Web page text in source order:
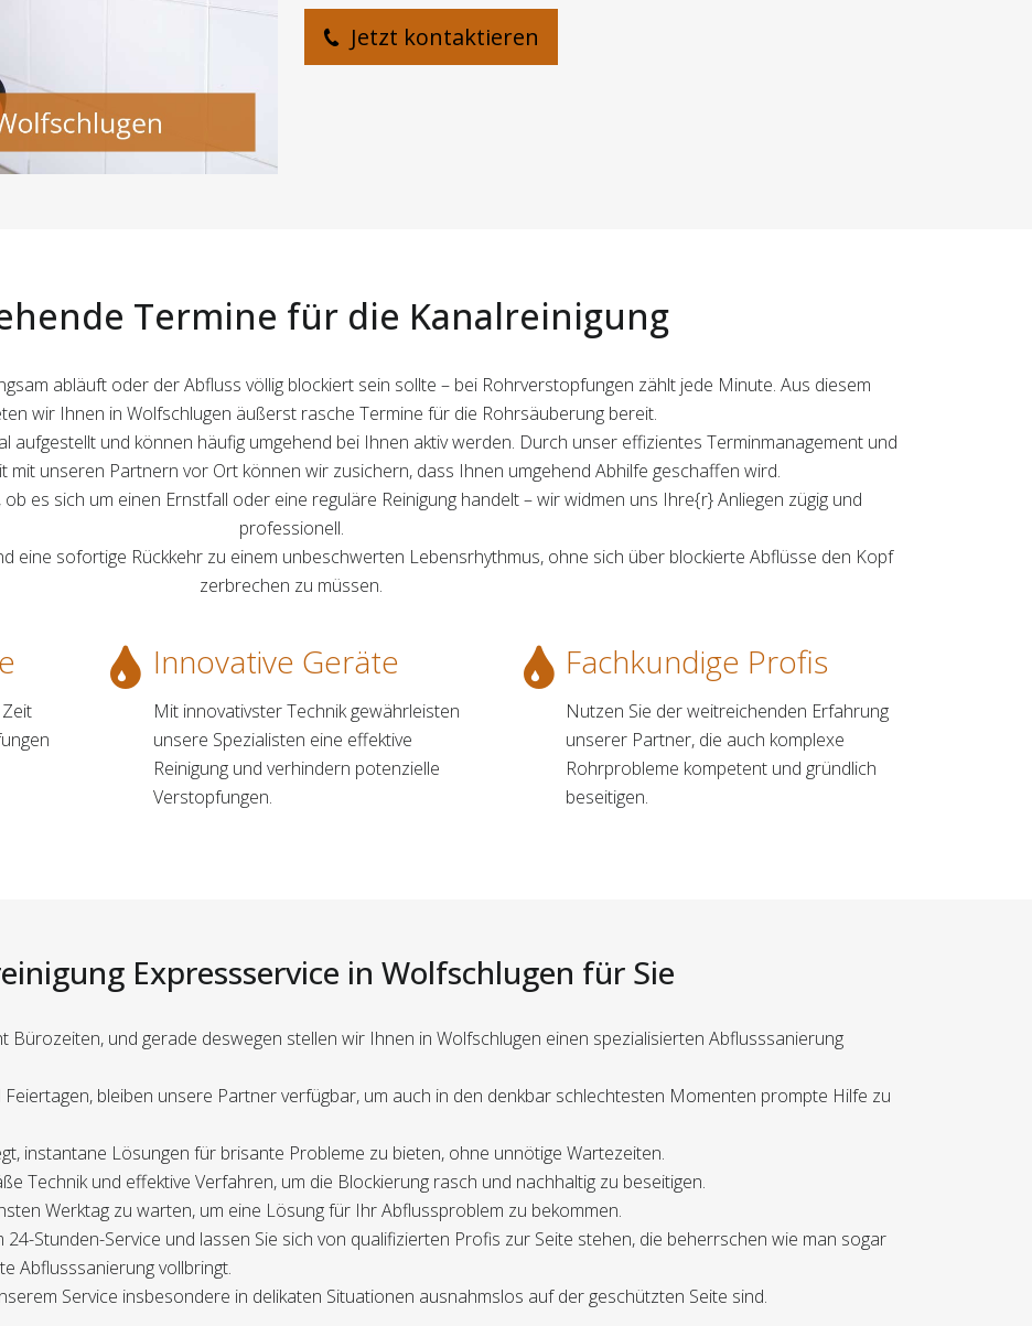
Jetzt kontaktieren
Termine für die Kanalreinigung
abläuft oder der Abfluss völlig blockiert sein sollte – bei Rohrverstopfungen zählt jede Minute. Aus diesem
wir Ihnen in Wolfschlugen äußerst rasche Termine für die Rohrsäuberung bereit.
aufgestellt und können häufig umgehend bei Ihnen aktiv werden. Durch unser effizientes Terminmanagement und
mit unseren Partnern vor Ort können wir zusichern, dass Ihnen umgehend Abhilfe geschaffen wird.
es sich um einen Ernstfall oder eine reguläre Reinigung handelt – wir widmen uns Ihre{r} Anliegen zügig und
professionell.
eine sofortige Rückkehr zu einem unbeschwerten Lebensrhythmus, ohne sich über blockierte Abflüsse den Kopf
zerbrechen zu müssen.
Innovative Geräte
Mit innovativster Technik gewährleisten
unsere Spezialisten eine effektive
Reinigung und verhindern potenzielle
Verstopfungen.
Fachkundige Profis
Nutzen Sie der weitreichenden Erfahrung
unserer Partner, die auch komplexe
Rohrprobleme kompetent und gründlich
beseitigen.
Expressservice in Wolfschlugen für Sie
Bürozeiten, und gerade deswegen stellen wir Ihnen in Wolfschlugen einen spezialisierten Abflusssanierung
bleiben unsere Partner verfügbar, um auch in den denkbar schlechtesten Momenten prompte Hilfe zu
instantane Lösungen für brisante Probleme zu bieten, ohne unnötige Wartezeiten.
Technik und effektive Verfahren, um die Blockierung rasch und nachhaltig zu beseitigen.
Werktag zu warten, um eine Lösung für Ihr Abflussproblem zu bekommen.
Stunden-Service und lassen Sie sich von qualifizierten Profis zur Seite stehen, die beherrschen wie man sogar
Abflusssanierung vollbringt.
Service insbesondere in delikaten Situationen ausnahmslos auf der geschützten Seite sind.